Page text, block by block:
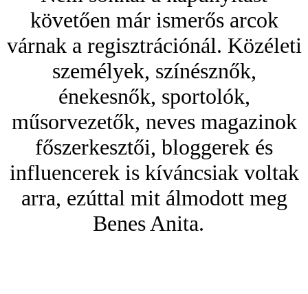
követően már ismerős arcok
várnak a regisztrációnál. Közéleti
személyek, színésznők,
énekesnők, sportolók,
műsorvezetők, neves magazinok
főszerkesztői, bloggerek és
influencerek is kíváncsiak voltak
arra, ezúttal mit álmodott meg
Benes Anita.